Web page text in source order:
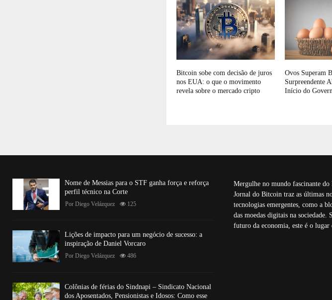
Bitcoin sobe com decisão de juros
nos EUA: o que o movimento
revela sobre o mercado cripto
Ovos Superam
Surpreendente
Início do
Nome de Messias para o STF ganha força e reforça
perfil técnico na Corte
Por Diego Velázquez 125
Lições de impacto para um negócio de sucesso: a
inspiração de Daniel Vorcaro
Por Diego Velázquez 486
Colônias de férias do Sindnapi – Sindicato Nacional
dos Aposentados, Pensionistas e Idosos: Como esse
Mergulhe no mundo fascinante
Jornal do Bitcoin traz as últimas
tecnologias emergentes, como a
das moedas digitais na sociedade.
futuro da economia, este é o lugar